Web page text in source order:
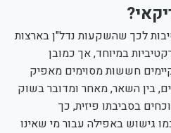
לכך שהשקעות נדל"ן בארצות
במיוחד, אך כמובן
חששות מסוימים מאפיק
בין השאר, מאחר ומדובר בשוק
בסביבתו פיזית, כך
גישוש באפילה עבור מי שאינו